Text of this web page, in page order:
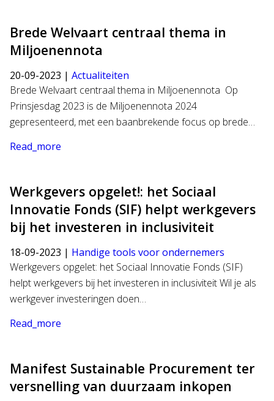
Brede Welvaart centraal thema in
Miljoenennota
20-09-2023 | Actualiteiten
Brede Welvaart centraal thema in Miljoenennota Op
Prinsjesdag 2023 is de Miljoenennota 2024
gepresenteerd, met een baanbrekende focus op brede…
Read_more
Werkgevers opgelet!: het Sociaal
Innovatie Fonds (SIF) helpt werkgevers
bij het investeren in inclusiviteit
18-09-2023 | Handige tools voor ondernemers
Werkgevers opgelet: het Sociaal Innovatie Fonds (SIF)
helpt werkgevers bij het investeren in inclusiviteit Wil je als
werkgever investeringen doen…
Read_more
Manifest Sustainable Procurement ter
versnelling van duurzaam inkopen